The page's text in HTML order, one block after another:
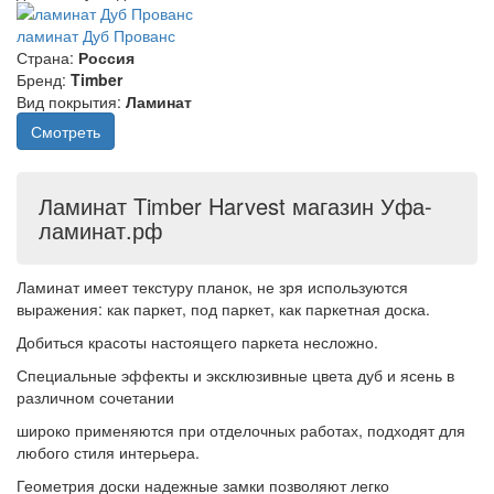
ламинат Дуб Прованс
Страна: Россия
Бренд: Timber
Вид покрытия: Ламинат
Смотреть
Ламинат Timber Harvest магазин Уфа-
ламинат.рф
Ламинат имеет текстуру планок, не зря используются
выражения: как паркет, под паркет, как паркетная доска.
Добиться красоты настоящего паркета несложно.
Специальные эффекты и эксклюзивные цвета дуб и ясень в
различном сочетании
широко применяются при отделочных работах, подходят для
любого стиля интерьера.
Геометрия доски надежные замки позволяют легко